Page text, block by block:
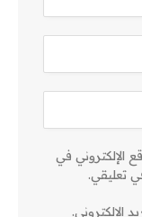
الإلكتروني في
تعليقي.
الإلكتروني.